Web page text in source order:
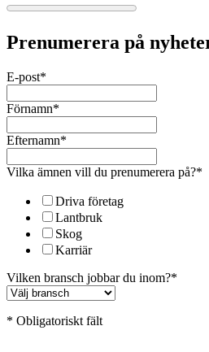
Prenumerera på
E-post*
Förnamn*
Efternamn*
Vilka ämnen vill du prenumerera på?*
Driva företag
Lantbruk
Skog
Karriär
Vilken bransch jobbar du inom?*
* Obligatoriskt fält